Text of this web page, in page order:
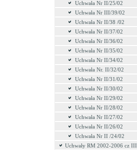
Uchwała Nr II/25/02
Uchwała Nr III/39/02
Uchwała Nr II/38 /02
Uchwała Nr II/37/02
Uchwała Nr II/36/02
Uchwała Nr II/35/02
Uchwała Nr II/34/02
Uchwała Nr. II/32/02
Uchwała Nr II/31/02
Uchwała Nr II/30/02
Uchwała Nr II/29/02
Uchwała Nr II/28/02
Uchwała Nr II/27/02
Uchwała Nr II/26/02
Uchwała Nr II /24/02
Uchwały RM 2002-2006 cz III